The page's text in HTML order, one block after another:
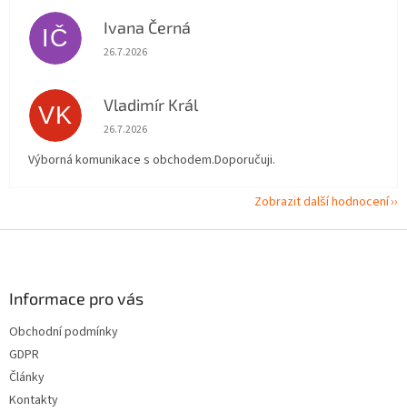
IČ Ivana Černá
Hodnocení obchodu je 5 z 5 hvězdiček.
26.7.2026
VK Vladimír Král
Hodnocení obchodu je 5 z 5 hvězdiček.
26.7.2026
Výborná komunikace s obchodem.Doporučuji.
Zobrazit další hodnocení
Informace pro vás
Obchodní podmínky
GDPR
Články
Kontakty